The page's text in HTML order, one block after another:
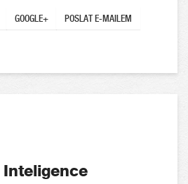
GOOGLE+
POSLAT E-MAILEM